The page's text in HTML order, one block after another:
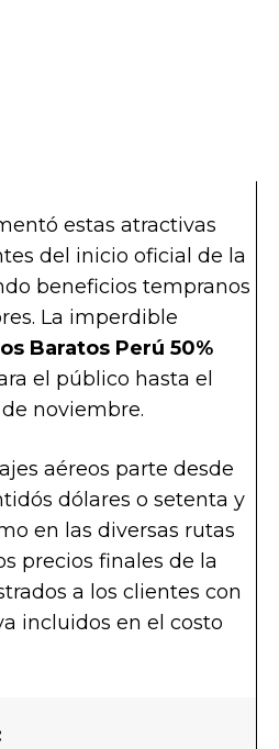
estas atractivas
del inicio oficial de la
beneficios tempranos
La imperdible
Baratos Perú 50%
el público hasta el
noviembre.
aéreos parte desde
dólares o setenta y
en las diversas rutas
precios finales de la
a los clientes con
incluidos en el costo